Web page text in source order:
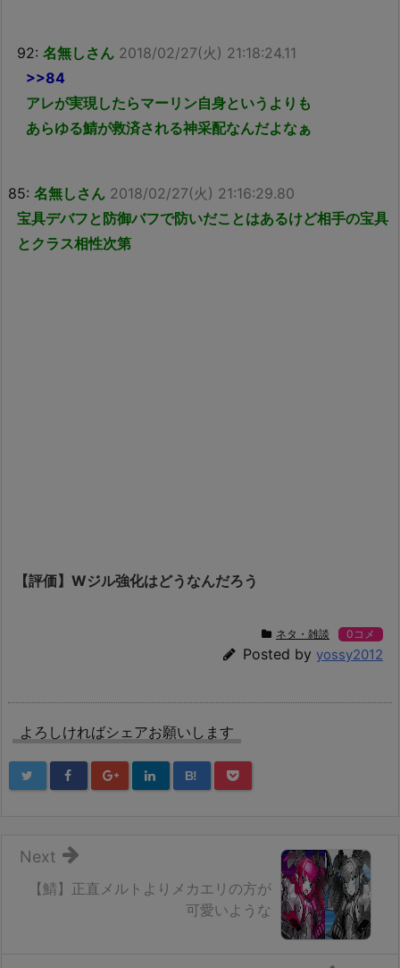
92: 名無しさん 2018/02/27(火) 21:18:24.11
>>84
アレが実現したらマーリン自身というよりも
あらゆる鯖が救済される神采配なんだよなぁ
85: 名無しさん 2018/02/27(火) 21:16:29.80
宝具デバフと防御バフで防いだことはあるけど相手の宝具
とクラス相性次第
【評価】Wジル強化はどうなんだろう
ネタ・雑談 0コメ
Posted by yossy2012
よろしければシェアお願いします
B!
【鯖】正直メルトよりメカエリの方が
可愛いような
Next